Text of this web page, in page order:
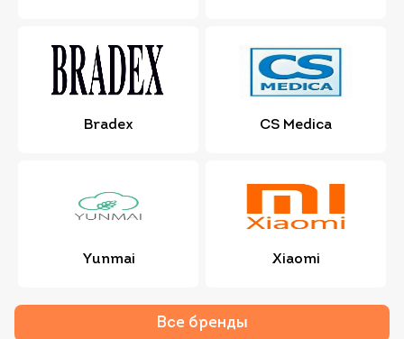
Bradex CS Medica
Yunmai Xiaomi
Все бренды